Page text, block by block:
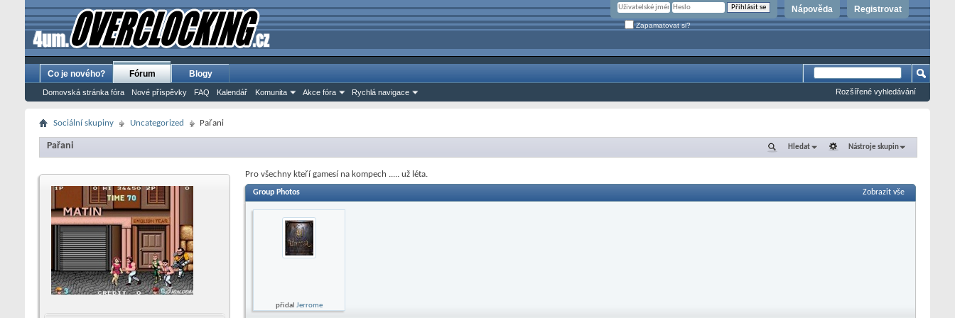
Registrovat
Nápověda
Zapamatovat si?
Co je nového? Fórum
Domovská stránka fóra Nové příspěvky FAQ Kalendář Komunita Akce fóra Rychlá navigace
Blogy
Rozšířené vyhledávání
Sociální skupiny Uncategorized Pařani
Hledat Nástroje skupin
Pařani
Pro všechny kteří gamesí na kompech ..... už léta.
Group Photos Zobrazit vše
přidal Jerrome